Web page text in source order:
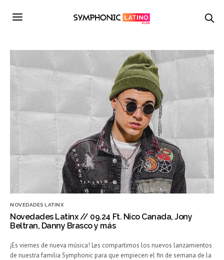
NOVEDADES LATINX
Novedades Latinx // 09.24 Ft. Nico Canada, Jony
Beltran, Danny Brasco y más
¡Es viernes de nueva música! Les compartimos los nuevos lanzamientos
de nuestra familia Symphonic para que empiecen el fin de semana de la